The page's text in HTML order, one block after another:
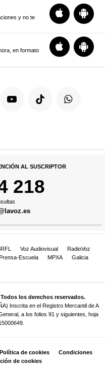
y no te
en formato
AL SUSCRIPTOR
218
Voz Audiovisual
RadioVoz
Escuela MPXA
Galicia
los derechos reservados.
Inscrita en el Registro Mercantil de A
a los folios 91 y siguientes, hoja
Política de cookies
Condiciones
de cookies